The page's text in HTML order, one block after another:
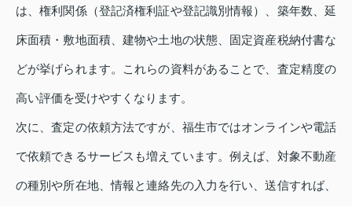
は、権利関係（登記済権利証や登記識別情報）、築年数、延
床面積・敷地面積、建物や土地の状態、固定資産税納付書な
どが挙げられます。これらの資料があることで、査定精度の
高い評価を受けやすくなります。
次に、査定の依頼方法ですが、福生市ではオンラインや電話
で依頼できるサービスも増えています。例えば、対象不動産
の種別や所在地、情報と連絡先の入力を行い、送信すれば、